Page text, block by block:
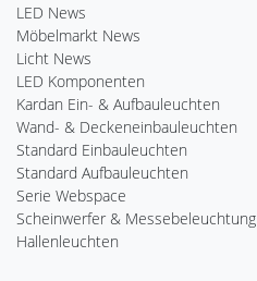
LED News
Möbelmarkt News
Licht News
LED Komponenten
Kardan Ein- & Aufbauleuchten
Wand- & Deckeneinbauleuchten
Standard Einbauleuchten
Standard Aufbauleuchten
Serie Webspace
Scheinwerfer & Messebeleuchtung
Hallenleuchten